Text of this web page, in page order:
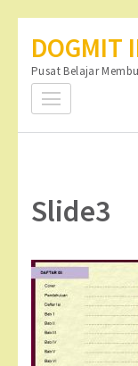
konten
(Tekan
DOGMIT
Pusat Belajar
Slide3